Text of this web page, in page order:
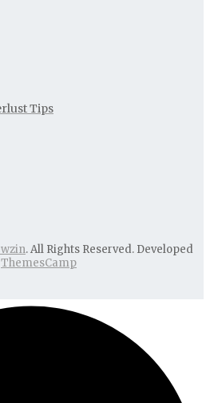
Tips
. All Rights Reserved. Developed
ThemesCamp